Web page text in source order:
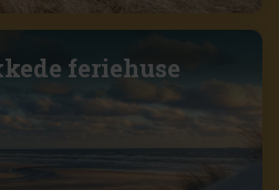
feriehuse